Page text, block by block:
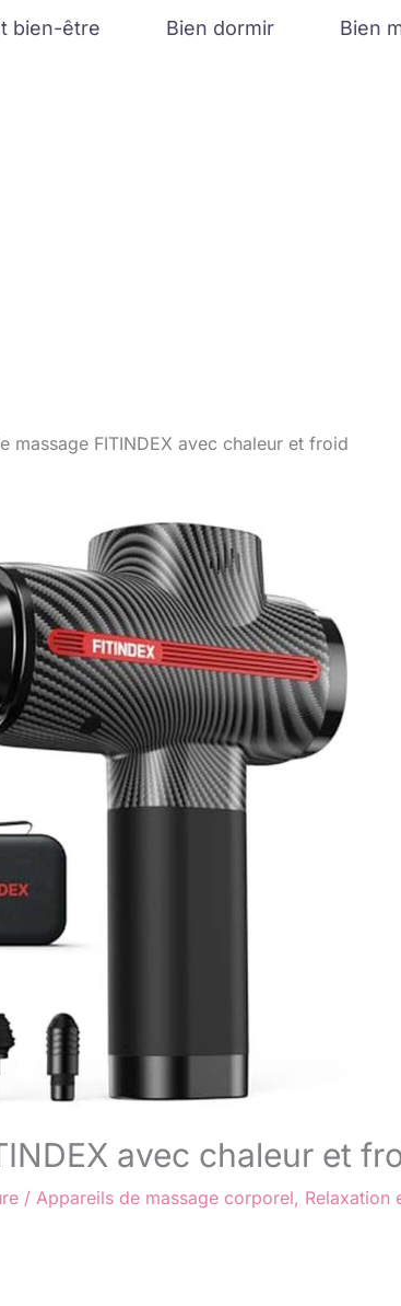
bien-être Bien dormir Bien
massage FITINDEX avec chaleur et froid
avec chaleur et
/ Appareils de massage corporel, Relaxation